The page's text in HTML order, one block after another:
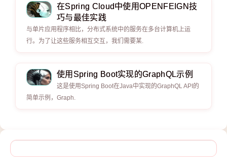
在Spring Cloud中使用OPENFEIGN技
巧与最佳实践
与单片应用程序相比，分布式系统中的服务在多台计算机上运
行。为了让这些服务相互交互，我们需要某.
使用Spring Boot实现的GraphQL示例
这是使用Spring Boot在Java中实现的GraphQL API的
简单示例，Graph.